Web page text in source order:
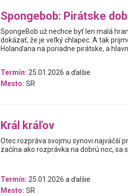
Spongebob: Pirátske
SpongeBob už nechce byť len malá
dokázať, že je veľký chlapec. A tak
Holanďana na poriadne pirátske, a
Termín: 25.01.2026 a ďalšie
Mesto: SR
Král kráľov
Otec rozpráva svojmu synovi najväčší
začína ako rozprávka na dobrú noc, sa
Termín: 25.01.2026 a ďalšie
Mesto: SR